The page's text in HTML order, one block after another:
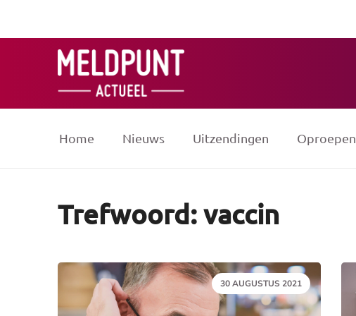
Home Nieuws Uitzendingen Oproepen
Trefwoord: vaccin
DATUM:
30 AUGUSTUS 2021